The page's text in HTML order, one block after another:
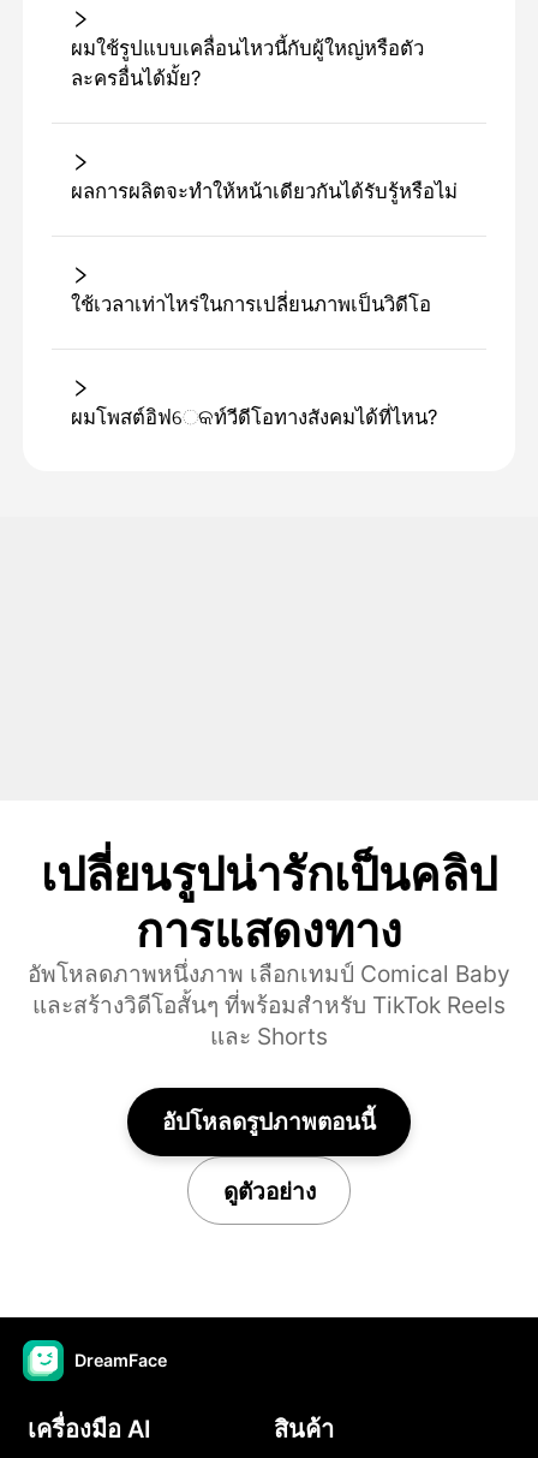
ผมใช้รูปแบบเคลื่อนไหวนี้กับผู้ใหญ่หรือตัว
ละครอื่นได้มั้ย?
ผลการผลิตจะทําให้หน้าเดียวกันได้รับรู้หรือไม่
ใช้เวลาเท่าไหร่ในการเปลี่ยนภาพเป็นวิดีโอ
ผมโพสต์อิฟେକท์วีดีโอทางสังคมได้ที่ไหน?
เปลี่ยนรูปน่ารักเป็นคลิป
การแสดงทาง
อัพโหลดภาพหนึ่งภาพ เลือกเทมป์ Comical Baby
และสร้างวิดีโอสั้นๆ ที่พร้อมสําหรับ TikTok Reels
และ Shorts
อัปโหลดรูปภาพตอนนี้
ดูตัวอย่าง
DreamFace
เครื่องมือ AI สินค้า